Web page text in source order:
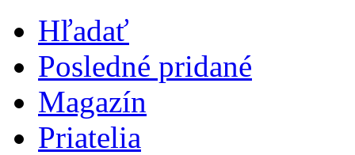
Hľadať
Posledné pridané
Magazín
Priatelia